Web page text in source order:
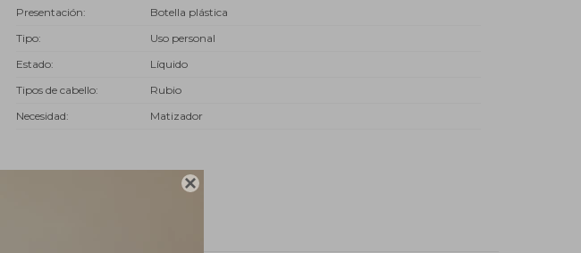

Presentación
Botella plástica
Tipo
Uso personal
Estado
Líquido
Tipos de cabello
Rubio
Necesidad
Matizador